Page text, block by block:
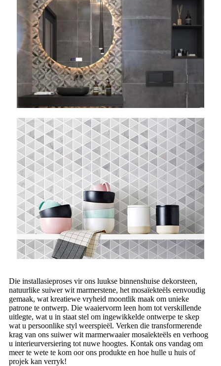
Die installasieproses vir ons luukse binnenshuise dekorsteen,
natuurlike suiwer wit marmerstene, het mosaïekteëls eenvoudig
gemaak, wat kreatiewe vryheid moontlik maak om unieke
patrone te ontwerp. Die waaiervorm leen hom tot verskillende
uitlegte, wat u in staat stel om ingewikkelde ontwerpe te skep
wat u persoonlike styl weerspieël. Verken die transformerende
krag van ons suiwer wit marmerwaaier mosaïekteëls en verhoog
u interieurversiering tot nuwe hoogtes. Kontak ons ​​vandag om
meer te wete te kom oor ons produkte en hoe hulle u huis of
projek kan verryk!